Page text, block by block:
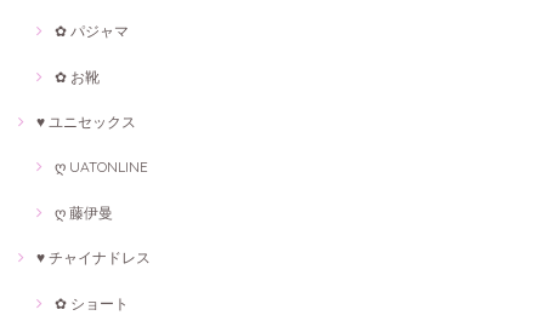
✿ パジャマ
✿ お靴
♥ ユニセックス
ღ UATONLINE
ღ 藤伊曼
♥ チャイナドレス
✿ ショート